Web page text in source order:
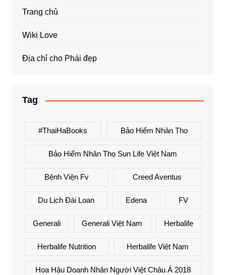
Trang chủ
Wiki Love
Địa chỉ cho Phái đẹp
Tag
#ThaiHaBooks Bảo Hiểm Nhân Thọ
Bảo Hiểm Nhân Thọ Sun Life Việt Nam
Bệnh Viện Fv Creed Aventus
Du Lịch Đài Loan Edena FV
Generali Generali Việt Nam Herbalife
Herbalife Nutrition Herbalife Việt Nam
Hoa Hậu Doanh Nhân Người Việt Châu Á 2018